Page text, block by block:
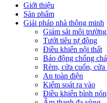
Giới thiệu
Sản phẩm
Giải pháp nhà thông minh
Giám sát môi trường
Tưới tiêu tự động
Điều khiển nội thất
Báo động chống
Rèm, cửa cuốn,
An toàn điện
Kiểm soát ra vào
Điều khiển bình